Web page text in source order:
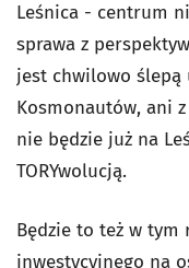
Leśnica - centrum
sprawa z
jest chwilowo ślepą
Kosmonautów, ani
nie będzie już na
TORYwolucją.
Będzie to też w
inwestycyjnego na